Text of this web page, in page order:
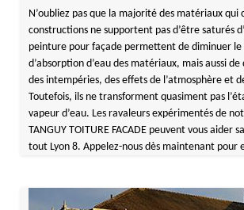
N’oubliez pas que la majorité des matériaux qui
constructions ne supportent pas d’être saturés
peinture pour façade permettent de diminuer le
d’absorption d’eau des matériaux, mais aussi
des intempéries, des effets de l’atmosphère et
Toutefois, ils ne transforment quasiment pas
vapeur d’eau. Les ravaleurs expérimentés de
TANGUY TOITURE FACADE peuvent vous aider
tout Lyon 8. Appelez-nous dès maintenant pour